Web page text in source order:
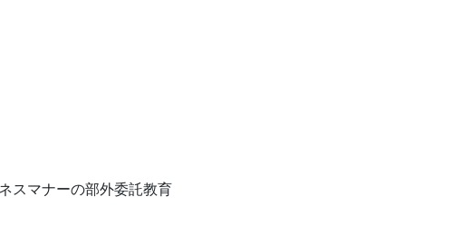
スマナーの部外委託教育